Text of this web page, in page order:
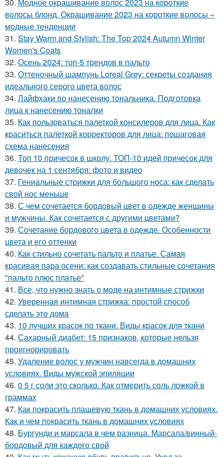
волосы блонд. Окрашивание 2023 на короткие волосы –
модные тенденции
31. Stay Warm and Stylish: The Top 2024 Autumn Winter
Women's Coats
32. Осень 2024: топ-5 трендов в пальто
33. Оттеночный шампунь Loreal Grey: секреты создания
идеального серого цвета волос
34. Лайфхаки по нанесению тональника. Подготовка
лица к нанесению тоналки
35. Как пользоваться палеткой консилеров для лица. Как
краситься палеткой корректоров для лица: пошаговая
схема нанесения
36. Топ 10 причесок в школу. ТОП-10 идей причесок для
девочек на 1 сентября: фото и видео
37. Гениальные стрижки для большого носа: как сделать
свой нос меньше
38. С чем сочетается бордовый цвет в одежде женщины
и мужчины. Как сочетается с другими цветами?
39. Сочетание бордового цвета в одежде. Особенности
цвета и его оттенки
40. Как стильно сочетать пальто и платье. Самая
красивая пара осени: как создавать стильные сочетания
"пальто плюс платье"
41. Все, что нужно знать о моде на интимные стрижки
42. Уверенная интимная стрижка: простой способ
сделать это дома
43. 10 лучших красок по ткани. Виды красок для ткани
44. Сахарный диабет: 15 признаков, которые нельзя
проигнорировать
45. Удаление волос у мужчин навсегда в домашних
условиях. Виды мужской эпиляции
46. 0 5 г соли это сколько. Как отмерить соль ложкой в
граммах
47. Как покрасить плащевую ткань в домашних условиях.
Как и чем покрасить ткань в домашних условиях
48. Бургунди и марсала в чем разница. Марсала/винный-
бордовый для каждого свой